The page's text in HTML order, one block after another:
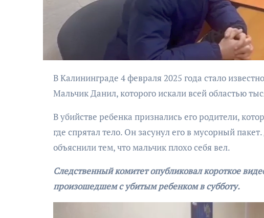
В Калининграде 4 февраля 2025 года стало известно о гибели ранее пропавшего ребёнка из Черняховска.
Мальчик Данил, которого искали всей областью
В убийстве ребенка признались его родители,
где спрятал тело. Он засунул его в мусорный
объяснили тем, что мальчик плохо себя вел.
Следственный комитет опубликовал короткое
произошедшем с убитым ребенком в субботу.
АФИША
Музыкально-
поэтический
моноспектакль
четверти пути»